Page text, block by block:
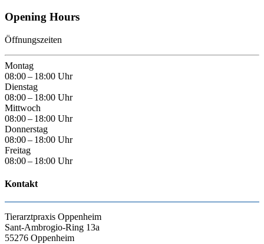
Opening Hours
Öffnungszeiten
Montag
08:00 – 18:00 Uhr
Dienstag
08:00 – 18:00 Uhr
Mittwoch
08:00 – 18:00 Uhr
Donnerstag
08:00 – 18:00 Uhr
Freitag
08:00 – 18:00 Uhr
Kontakt
Tierarztpraxis Oppenheim
Sant-Ambrogio-Ring 13a
55276 Oppenheim